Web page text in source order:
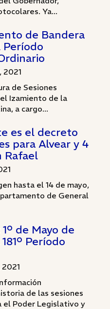
Ya...
de Bandera
2021
de Sesiones
Izamiento de la
a cargo...
es el decreto
para Alvear y 4
Rafael
hasta el 14 de mayo,
de General
de Mayo de
Período
2021
de las sesiones
el Poder Legislativo y